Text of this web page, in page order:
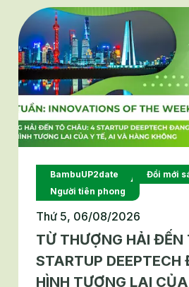
BambuUP2date
Đổi mới
Người tiên phong
Thứ 5, 06/08/2026
TỪ THƯỢNG HẢI
STARTUP
HÌNH TƯƠNG LAI